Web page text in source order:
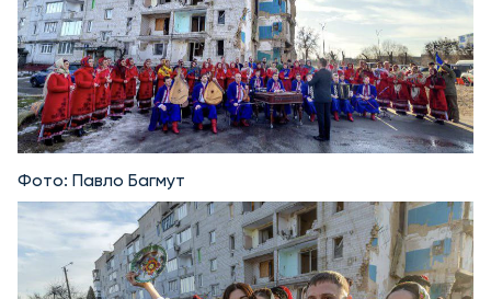
Фото: Павло Багмут